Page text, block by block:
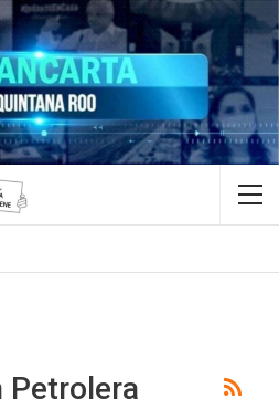
Petrolera